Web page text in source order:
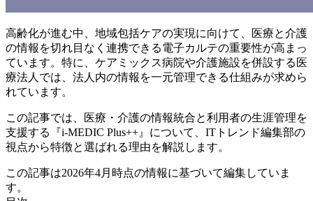
高齢化が進む中、地域包括ケアの実現に向けて、医療と介護
の情報を切れ目なく連携できる電子カルテの重要性が高まっ
ています。特に、ケアミックス病院や介護施設を併設する医
療法人では、法人内の情報を一元管理できる仕組みが求めら
れています。
この記事では、医療・介護の情報統合と利用者の生涯管理を
支援する『i-MEDIC Plus++』について、ITトレンド編集部の
視点から特徴と選ばれる理由を解説します。
この記事は2026年4月時点の情報に基づいて編集していま
す。